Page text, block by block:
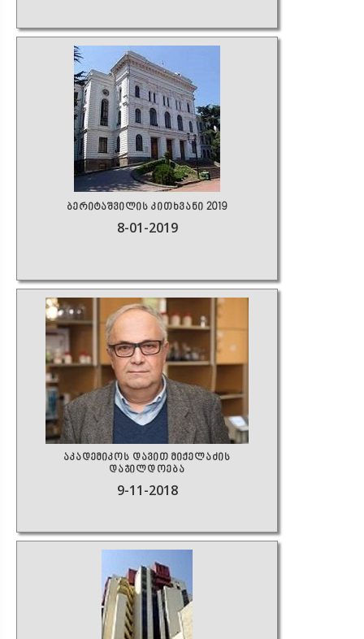
ბერიტაშვილის კითხვანი 2019
8-01-2019
აკადემიკოს დავით მიქელაძის
დაჯილდოება
9-11-2018